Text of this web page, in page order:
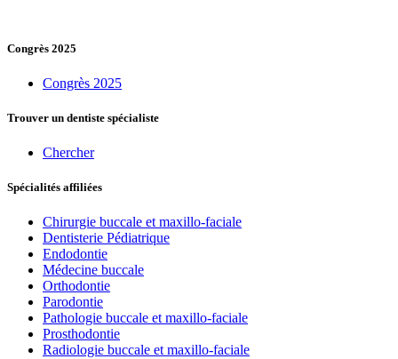
Congrès 2025
Congrès 2025
Trouver un dentiste spécialiste
Chercher
Spécialités affiliées
Chirurgie buccale et maxillo-faciale
Dentisterie Pédiatrique
Endodontie
Médecine buccale
Orthodontie
Parodontie
Pathologie buccale et maxillo-faciale
Prosthodontie
Radiologie buccale et maxillo-faciale